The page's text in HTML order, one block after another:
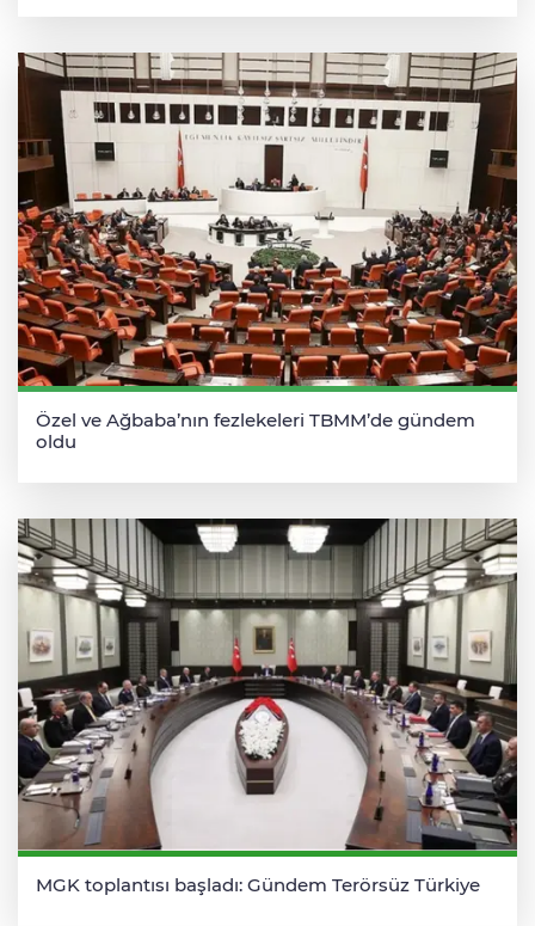
Özel ve Ağbaba’nın fezlekeleri TBMM’de gündem
oldu
MGK toplantısı başladı: Gündem Terörsüz Türkiye